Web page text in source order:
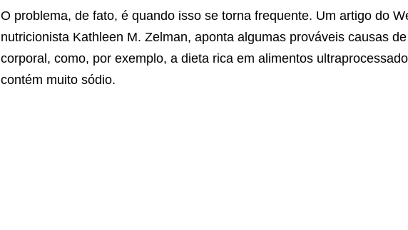
O problema, de fato, é quando isso se torna frequente. Um artigo do
nutricionista Kathleen M. Zelman, aponta algumas prováveis causas
corporal, como, por exemplo, a dieta rica em alimentos
contém muito sódio.